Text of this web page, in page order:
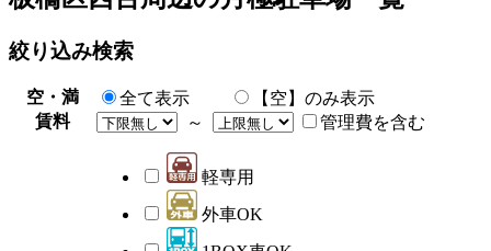
絞り込み検索
空・満 全て表示
【空】のみ表示
賃料
～ 管理費を含む
軽専用
外車OK